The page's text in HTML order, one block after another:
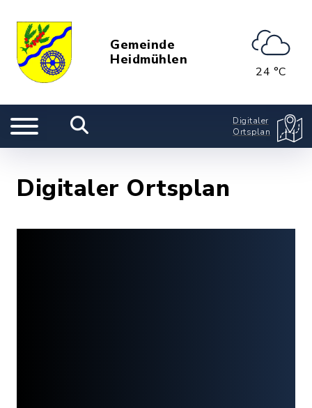
Gemeinde
Heidmühlen
24 °C
Digitaler
Ortsplan
Digitaler Ortsplan